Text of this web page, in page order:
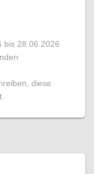
bis 28.06.2026
diese